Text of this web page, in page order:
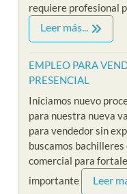
requiere profesional
Leer más...
EMPLEO PARA
PRESENCIAL
Iniciamos nuevo
para nuestra nueva
para vendedor sin
buscamos
comercial para
importante
Leer